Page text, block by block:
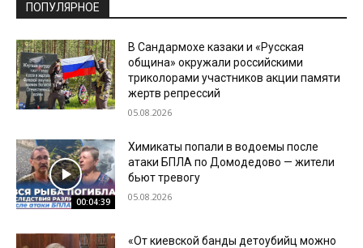
ПОПУЛЯРНОЕ
В Сандармохе казаки и «Русская
община» окружали российскими
триколорами участников акции памяти
жертв репрессий
05.08.2026
00:04:39
Химикаты попали в водоемы после
атаки БПЛА по Домодедово — жители
бьют тревогу
05.08.2026
«От киевской банды детоубийц можно